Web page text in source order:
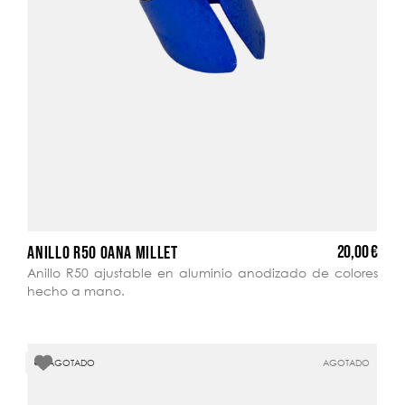
ANILLO R50 OANA MILLET 20,00 €
Anillo R50 ajustable en aluminio anodizado de colores
hecho a mano.
AGOTADO AGOTADO